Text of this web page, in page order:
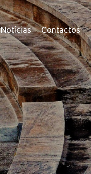
Notícias Contactos